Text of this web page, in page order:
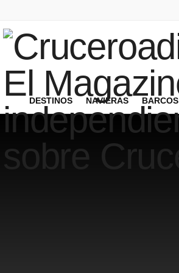
DESTINOS NAVIERAS BARCOS